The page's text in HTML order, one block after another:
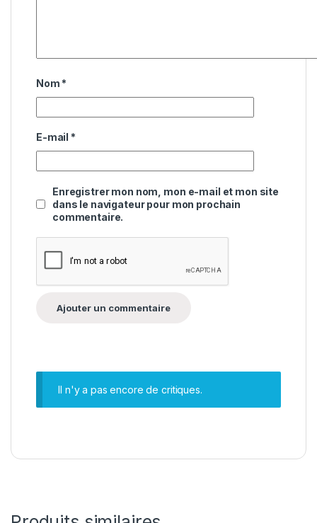
Nom *
E-mail *
Enregistrer mon nom, mon e-mail et mon site
dans le navigateur pour mon prochain
commentaire.
Il n'y a pas encore de critiques.